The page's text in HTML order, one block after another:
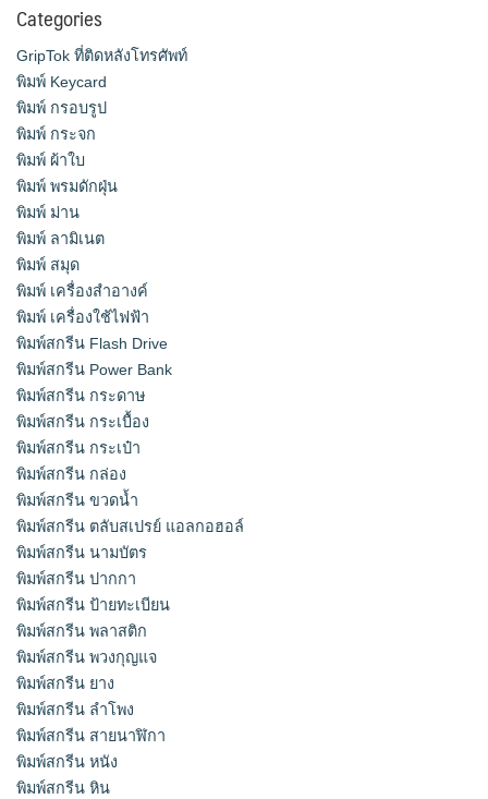
Categories
GripTok ที่ติดหลังโทรศัพท์
พิมพ์ Keycard
พิมพ์ กรอบรูป
พิมพ์ กระจก
พิมพ์ ผ้าใบ
พิมพ์ พรมดักฝุ่น
พิมพ์ ม่าน
พิมพ์ ลามิเนต
พิมพ์ สมุด
พิมพ์ เครื่องสําอางค์
พิมพ์ เครื่องใช้ไฟฟ้า
พิมพ์สกรีน Flash Drive
พิมพ์สกรีน Power Bank
พิมพ์สกรีน กระดาษ
พิมพ์สกรีน กระเบื้อง
พิมพ์สกรีน กระเป๋า
พิมพ์สกรีน กล่อง
พิมพ์สกรีน ขวดน้ำ
พิมพ์สกรีน ตลับสเปรย์ แอลกอฮอล์
พิมพ์สกรีน นามบัตร
พิมพ์สกรีน ปากกา
พิมพ์สกรีน ป้ายทะเบียน
พิมพ์สกรีน พลาสติก
พิมพ์สกรีน พวงกุญแจ
พิมพ์สกรีน ยาง
พิมพ์สกรีน ลำโพง
พิมพ์สกรีน สายนาฬิกา
พิมพ์สกรีน หนัง
พิมพ์สกรีน หิน